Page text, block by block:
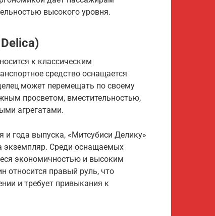
высокого уровня.
к классическим
средство оснащается
может перемещать по своему
просветом, вместительностью,
агрегатами.
и года выпуска, «Митсубиси Делику»
экземпляр. Среди оснащаемых
экономичностью и высоким
относится правый руль, что
и требует привыкания к